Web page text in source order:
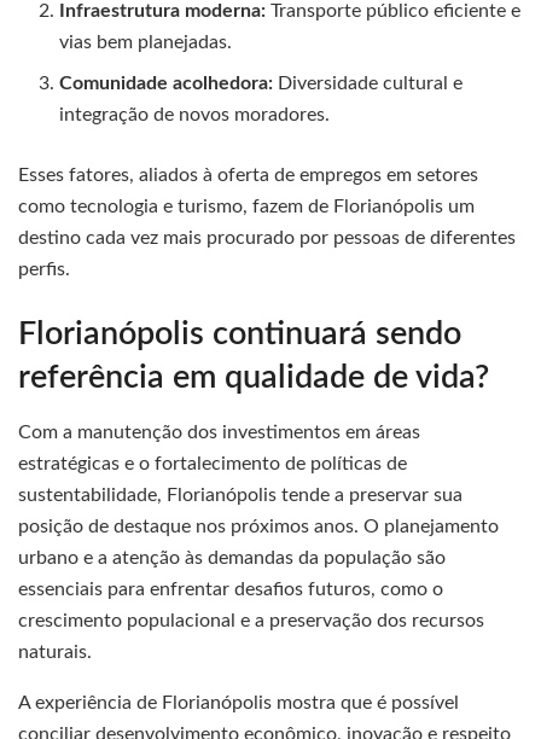
Infraestrutura moderna: Transporte público eficiente e
vias bem planejadas.
Comunidade acolhedora: Diversidade cultural e
integração de novos moradores.
Esses fatores, aliados à oferta de empregos em setores
como tecnologia e turismo, fazem de Florianópolis um
destino cada vez mais procurado por pessoas de diferentes
perfis.
Florianópolis continuará sendo
referência em qualidade de vida?
Com a manutenção dos investimentos em áreas
estratégicas e o fortalecimento de políticas de
sustentabilidade, Florianópolis tende a preservar sua
posição de destaque nos próximos anos. O planejamento
urbano e a atenção às demandas da população são
essenciais para enfrentar desafios futuros, como o
crescimento populacional e a preservação dos recursos
naturais.
A experiência de Florianópolis mostra que é possível
conciliar desenvolvimento econômico, inovação e respeito